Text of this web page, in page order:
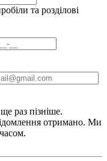
та розділові
раз пізніше.
отримано. Ми